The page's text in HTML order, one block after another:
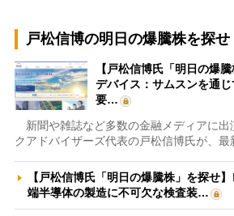
戸松信博の明日の爆騰株を探せ
【戸松信博氏「明日の爆
デバイス：サムスンを通
要…
新聞や雑誌など多数の金融メディアに出
クアドバイザーズ代表の戸松信博氏が、
【戸松信博氏「明日の爆騰株」を探せ
端半導体の製造に不可欠な検査装…